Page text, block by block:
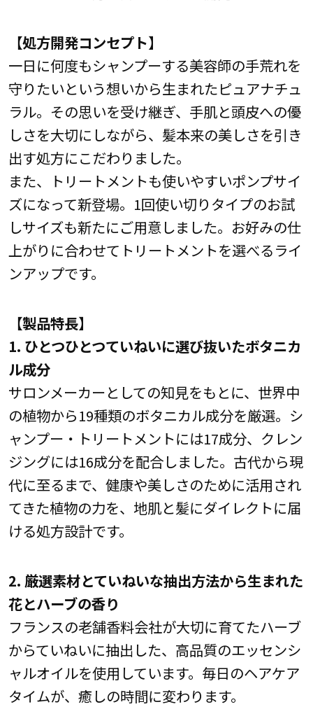
【処方開発コンセプト】
一日に何度もシャンプーする美容師の手荒れを
守りたいという想いから生まれたピュアナチュ
ラル。その思いを受け継ぎ、手肌と頭皮への優
しさを大切にしながら、髪本来の美しさを引き
出す処方にこだわりました。
また、トリートメントも使いやすいポンプサイ
ズになって新登場。1回使い切りタイプのお試
しサイズも新たにご用意しました。お好みの仕
上がりに合わせてトリートメントを選べるライ
ンアップです。
【製品特長】
1. ひとつひとつていねいに選び抜いたボタニカ
ル成分
サロンメーカーとしての知見をもとに、世界中
の植物から19種類のボタニカル成分を厳選。シ
ャンプー・トリートメントには17成分、クレン
ジングには16成分を配合しました。古代から現
代に至るまで、健康や美しさのために活用され
てきた植物の力を、地肌と髪にダイレクトに届
ける処方設計です。
2. 厳選素材とていねいな抽出方法から生まれた
花とハーブの香り
フランスの老舗香料会社が大切に育てたハーブ
からていねいに抽出した、高品質のエッセンシ
ャルオイルを使用しています。毎日のヘアケア
タイムが、癒しの時間に変わります。